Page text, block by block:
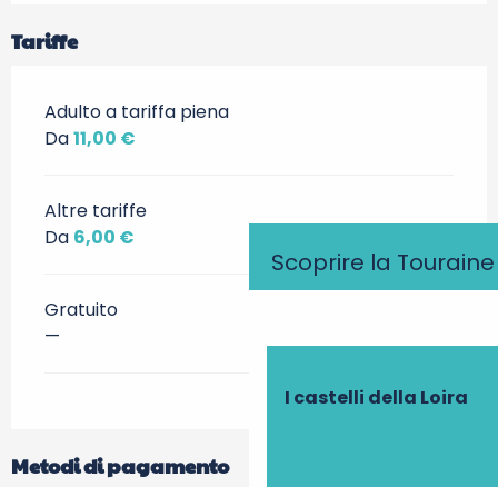
Scoprire la Touraine
I castelli della Loira
Tariffe
Adulto a tariffa piena
Da11,00 €
Altre tariffe
Da 6,00 €
Gratuito
—
Metodi di pagamento